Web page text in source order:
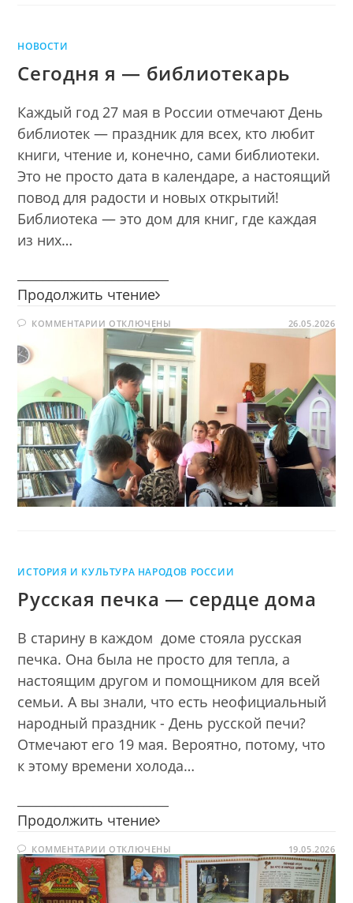
НОВОСТИ
Сегодня я — библиотекарь
Каждый год 27 мая в России отмечают День
библиотек — праздник для всех, кто любит
книги, чтение и, конечно, сами библиотеки.
Это не просто дата в календаре, а настоящий
повод для радости и новых открытий!
Библиотека — это дом для книг, где каждая
из них…
Продолжить чтение Сегодня
—
библиотекарь
КОММЕНТАРИИ К
ЗАПИСИ
СЕГОДНЯ
Я
—
БИБЛИОТЕКАРЬ
ОТКЛЮЧЕНЫ 26.05.2026
ИСТОРИЯ И КУЛЬТУРА НАРОДОВ РОССИИ
Русская печка — сердце дома
В старину в каждом доме стояла русская
печка. Она была не просто для тепла, а
настоящим другом и помощником для всей
семьи. А вы знали, что есть неофициальный
народный праздник - День русской печи?
Отмечают его 19 мая. Вероятно, потому, что
к этому времени холода…
Продолжить чтение Русская
—
сердце
дома
КОММЕНТАРИИ К
ЗАПИСИ
РУССКАЯ
ПЕЧКА
—
СЕРДЦЕ
ОТКЛЮЧЕНЫ 19.05.2026